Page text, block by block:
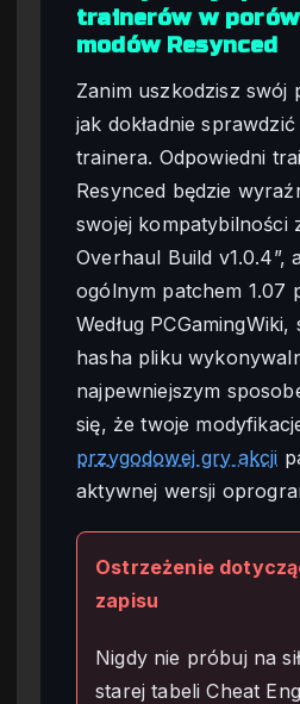
trainerów w
modów Resynced
Zanim uszkodzisz swój
jak dokładnie
trainera. Odpowiedni
Resynced będzie
swojej kompatybilności
Overhaul Build v1.0.4”,
ogólnym patchem 1.07
Według
hasha pliku
najpewniejszym
się, że twoje
przygodowej gry akcji
aktywnej wersji
Ostrzeżenie
zapisu
Nigdy nie próbuj na
starej tabeli Cheat